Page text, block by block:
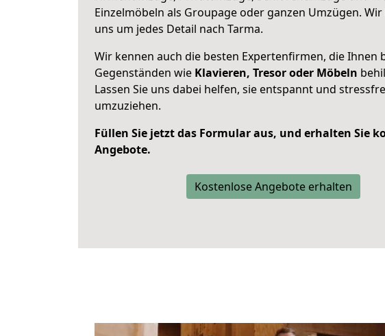
Einzelmöbeln als Groupage oder ganzen Umzügen.
uns um jedes Detail nach Tarma.
Wir kennen auch die besten Expertenfirmen, die Ihnen
Gegenständen wie Klavieren, Tresor oder Möbeln
Lassen Sie uns dabei helfen, sie entspannt und
umzuziehen.
Füllen Sie jetzt das Formular aus, und erhalten Sie
Angebote.
Kostenlose Angebote erhalten